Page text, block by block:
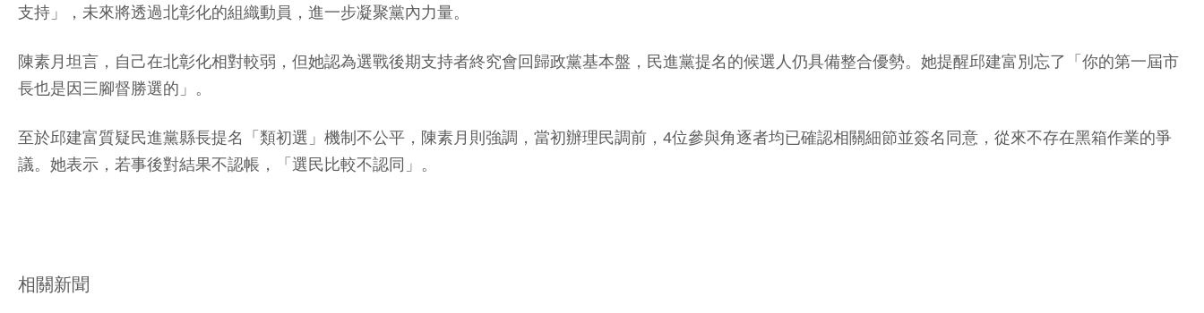
支持」，未來將透過北彰化的組織動員，進一步凝聚黨內力量。
陳素月坦言，自己在北彰化相對較弱，但她認為選戰後期支持者終究會回歸政黨基本盤，民進黨提名的候選人仍具備整合優勢。她提醒邱建富別忘了「你的第一屆市
長也是因三腳督勝選的」。
至於邱建富質疑民進黨縣長提名「類初選」機制不公平，陳素月則強調，當初辦理民調前，4位參與角逐者均已確認相關細節並簽名同意，從來不存在黑箱作業的爭
議。她表示，若事後對結果不認帳，「選民比較不認同」。
相關新聞